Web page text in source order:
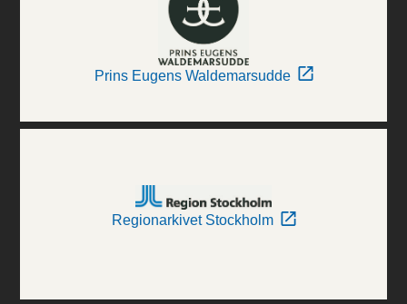
Prins Eugens Waldemarsudde
Regionarkivet Stockholm